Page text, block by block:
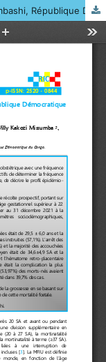
Étude de la mort fœtale in utero à Lubumbashi, République Démocratique du Congo